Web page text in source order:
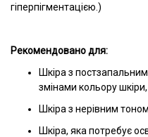
гіперпігментацією.)
Рекомендовано для:
Шкіра з
змінами кольору шкіри,
Шкіра з нерівним
Шкіра, яка потребує